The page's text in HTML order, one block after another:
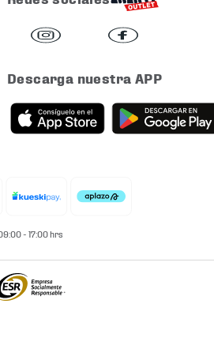
Descarga nuestra APP
- 17:00 hrs